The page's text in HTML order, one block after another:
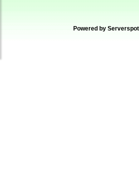
Powered by